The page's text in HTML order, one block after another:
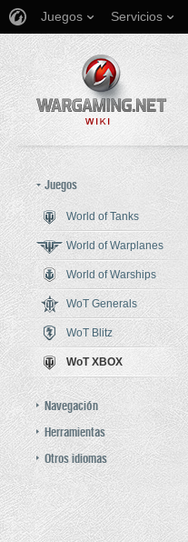
Juegos Servicios
Juegos
World of Tanks
World of Warplanes
World of Warships
WoT Generals
WoT Blitz
WoT XBOX
Navegación
Herramientas
Otros idiomas